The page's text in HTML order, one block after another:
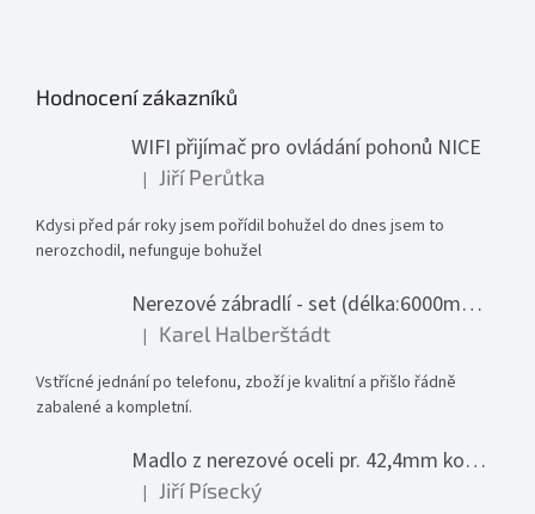
Hodnocení zákazníků
WIFI přijímač pro ovládání pohonů NICE
Hodnocení produktu je 1 z 5 hvězdiček.
| Jiří Perůtka
Kdysi před pár roky jsem pořídil bohužel do dnes jsem to
nerozchodil, nefunguje bohužel
Nerezové zábradlí - set (délka:6000mm x výška:1000mm)
Hodnocení produktu je 5 z 5 hvězdiček.
| Karel Halberštádt
Vstřícné jednání po telefonu, zboží je kvalitní a přišlo řádně
zabalené a kompletní.
Madlo z nerezové oceli pr. 42,4mm komplet - model 0116 - 3000mm
Hodnocení produktu je 5 z 5 hvězdiček.
| Jiří Písecký